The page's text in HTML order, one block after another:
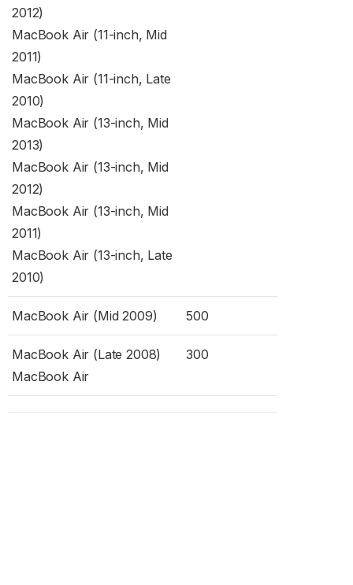
2012)
MacBook Air (11-inch, Mid
2011)
MacBook Air (11-inch, Late
2010)
MacBook Air (13-inch, Mid
2013)
MacBook Air (13-inch, Mid
2012)
MacBook Air (13-inch, Mid
2011)
MacBook Air (13-inch, Late
2010)
MacBook Air (Mid 2009) 500
MacBook Air (Late 2008)
MacBook Air
300